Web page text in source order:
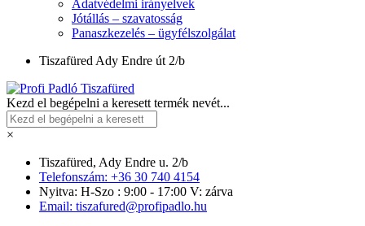
Adatvédelmi irányelvek
Jótállás – szavatosság
Panaszkezelés – ügyfélszolgálat
Tiszafüred Ady Endre út 2/b
Kezd el begépelni a keresett termék nevét...
×
Tiszafüred, Ady Endre u. 2/b
Telefonszám: +36 30 740 4154
Nyitva: H-Szo : 9:00 - 17:00 V: zárva
Email: tiszafured@profipadlo.hu